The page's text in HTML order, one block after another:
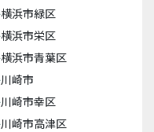
横浜市緑区
横浜市栄区
横浜市青葉区
川崎市
川崎市幸区
川崎市高津区